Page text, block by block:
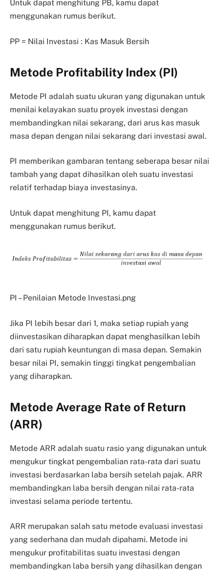
Untuk dapat menghitung PB, kamu dapat
menggunakan rumus berikut.
PP = Nilai Investasi : Kas Masuk Bersih
Metode Profitability Index (PI)
Metode PI adalah suatu ukuran yang digunakan untuk
menilai kelayakan suatu proyek investasi dengan
membandingkan nilai sekarang, dari arus kas masuk
masa depan dengan nilai sekarang dari investasi awal.
PI memberikan gambaran tentang seberapa besar nilai
tambah yang dapat dihasilkan oleh suatu investasi
relatif terhadap biaya investasinya.
Untuk dapat menghitung PI, kamu dapat
menggunakan rumus berikut.
PI – Penilaian Metode Investasi.png
Jika PI lebih besar dari 1, maka setiap rupiah yang
diinvestasikan diharapkan dapat menghasilkan lebih
dari satu rupiah keuntungan di masa depan. Semakin
besar nilai PI, semakin tinggi tingkat pengembalian
yang diharapkan.
Metode Average Rate of Return
(ARR)
Metode ARR adalah suatu rasio yang digunakan untuk
mengukur tingkat pengembalian rata-rata dari suatu
investasi berdasarkan laba bersih setelah pajak. ARR
membandingkan laba bersih dengan nilai rata-rata
investasi selama periode tertentu.
ARR merupakan salah satu metode evaluasi investasi
yang sederhana dan mudah dipahami. Metode ini
mengukur profitabilitas suatu investasi dengan
membandingkan laba bersih yang dihasilkan dengan